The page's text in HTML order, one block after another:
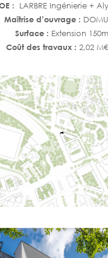
: LARBRE Ingénierie +
Maîtrise d’ouvrage :
Surface : Extension
Coût des travaux : 2,02